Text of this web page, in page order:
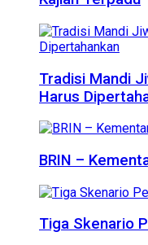
Tradisi Mandi
Harus
BRIN –
Tiga Skenario